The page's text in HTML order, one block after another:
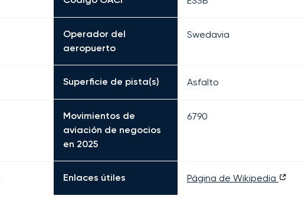
Operador del
aeropuerto
Swedavia
Superficie de pista(s) Asfalto
Movimientos de
aviación de negocios
en 2025
6790
Enlaces útiles Página de Wikipedia